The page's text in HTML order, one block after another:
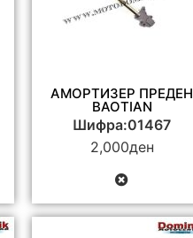
АМОРТИЗЕР ПРЕДЕН
BAOTIAN
Шифра:01467
2,000ден